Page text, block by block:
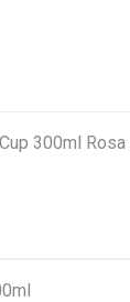
300ml Rosa